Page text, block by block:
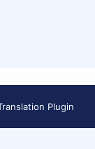
Plugin